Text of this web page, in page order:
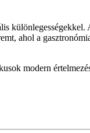
ahol a
modern